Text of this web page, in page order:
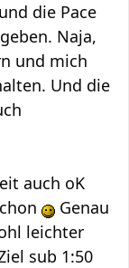
die Pace
Naja,
und mich
Und die
auch oK
Genau
leichter
sub 1:50